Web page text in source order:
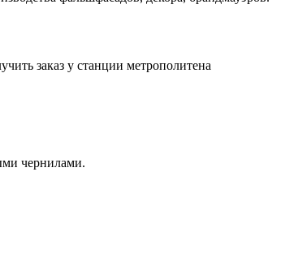
заказ у станции метрополитена
чернилами.